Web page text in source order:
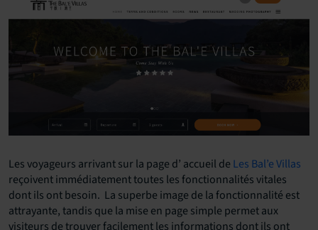
Les voyageurs arrivant sur la page d’ accueil de Les Bal’e Villas
reçoivent immédiatement toutes les fonctionnalités vitales
dont ils ont besoin. La superbe image de la fonctionnalité est
attrayante, tandis que la mise en page simple permet aux
visiteurs de trouver facilement les informations dont ils ont